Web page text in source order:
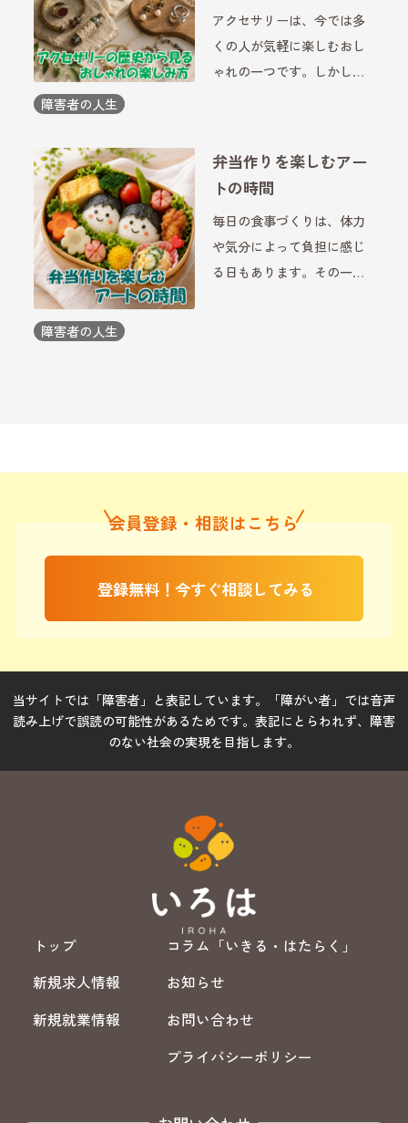
障害者の人生
アクセサリーは、今では多
くの人が気軽に楽しむおし
ゃれの一つです。しかし、
を持っていました。アクセ
サリーの歴史を知ること
で、普段身につける小物に
も新し […]
障害者の人生
弁当作りを楽しむアー
トの時間
毎日の食事づくりは、体力
や気分によって負担に感じ
る日もあります。その一方
会員登録・相談はこちら
登録無料！今すぐ相談してみる
当サイトでは「障害者」と表記しています。「障がい者」では音声
読み上げで誤読の可能性があるためです。表記にとらわれず、障害
のない社会の実現を目指します。
トップ
新規求人情報
新規就業情報
コラム「いきる・はたらく」
お知らせ
お問い合わせ
プライバシーポリシー